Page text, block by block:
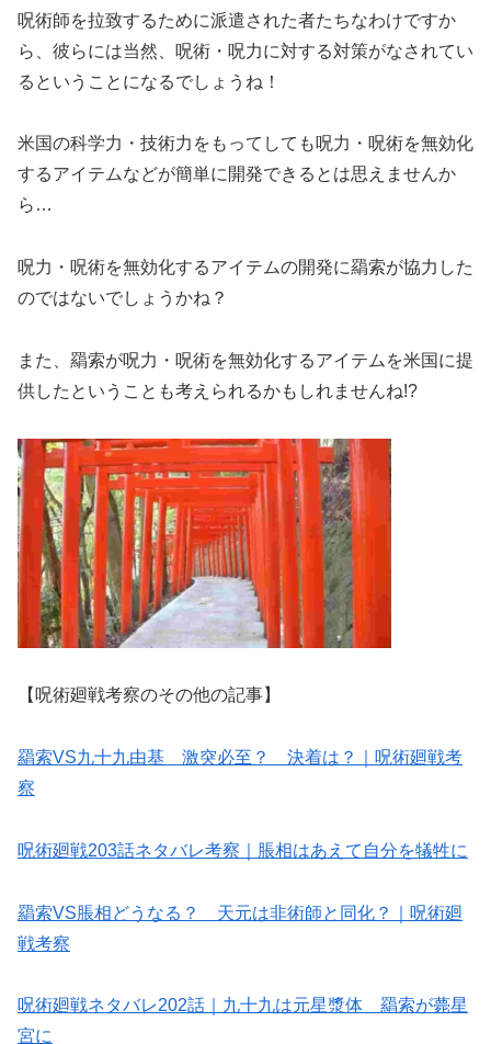
呪術師を拉致するために派遣された者たちなわけですか
ら、彼らには当然、呪術・呪力に対する対策がなされてい
るということになるでしょうね！
米国の科学力・技術力をもってしても呪力・呪術を無効化
するアイテムなどが簡単に開発できるとは思えませんか
ら…
呪力・呪術を無効化するアイテムの開発に羂索が協力した
のではないでしょうかね？
また、羂索が呪力・呪術を無効化するアイテムを米国に提
供したということも考えられるかもしれませんね!?
【呪術廻戦考察のその他の記事】
羂索VS九十九由基 激突必至？ 決着は？｜呪術廻戦考
察
呪術廻戦203話ネタバレ考察｜脹相はあえて自分を犠牲に
羂索VS脹相どうなる？ 天元は非術師と同化？｜呪術廻
戦考察
呪術廻戦ネタバレ202話｜九十九は元星漿体 羂索が薨星
宮に